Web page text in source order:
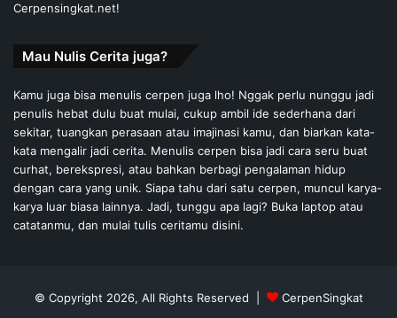
Cerpensingkat.net!
Mau Nulis Cerita juga?
Kamu juga bisa menulis cerpen juga lho! Nggak perlu nunggu jadi
penulis hebat dulu buat mulai, cukup ambil ide sederhana dari
sekitar, tuangkan perasaan atau imajinasi kamu, dan biarkan kata-
kata mengalir jadi cerita. Menulis cerpen bisa jadi cara seru buat
curhat, berekspresi, atau bahkan berbagi pengalaman hidup
dengan cara yang unik. Siapa tahu dari satu cerpen, muncul karya-
karya luar biasa lainnya. Jadi, tunggu apa lagi? Buka laptop atau
catatanmu, dan mulai tulis ceritamu disini.
© Copyright 2026, All Rights Reserved | CerpenSingkat